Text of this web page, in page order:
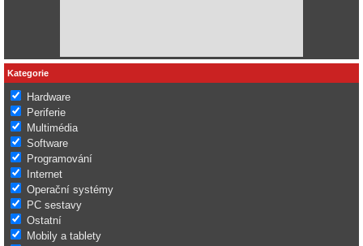
Kategorie
Hardware
Periferie
Multimédia
Software
Programování
Internet
Operační systémy
PC sestavy
Ostatní
Mobily a tablety